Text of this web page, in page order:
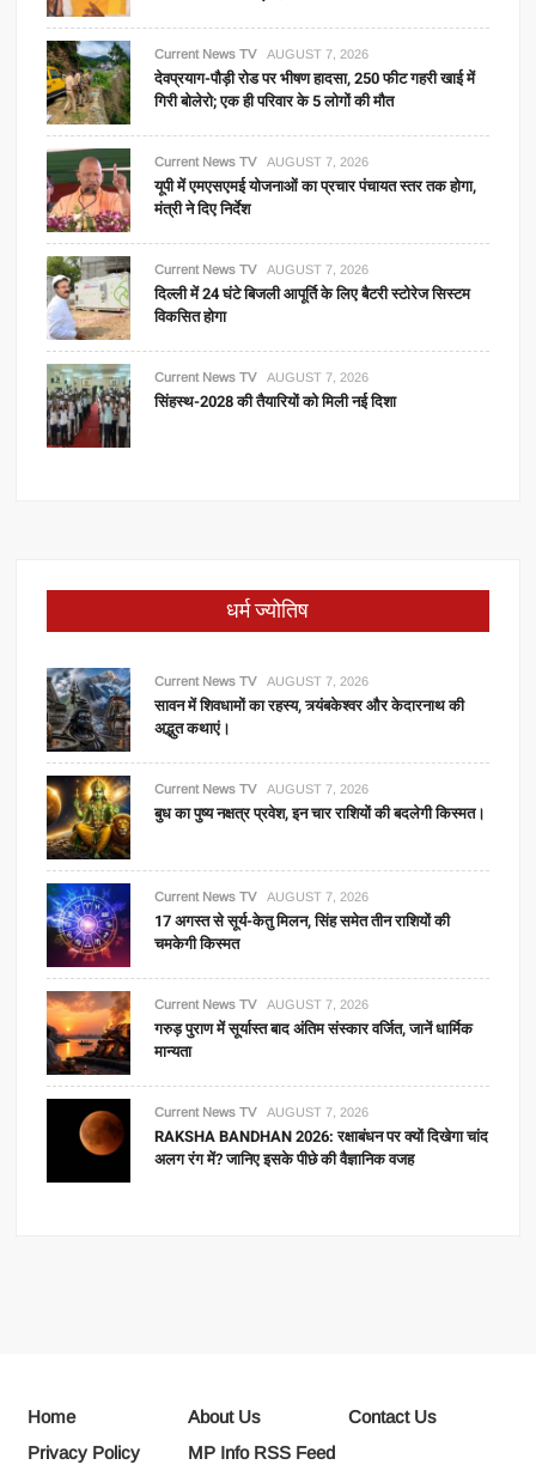
Current News TV AUGUST 7, 2026
देवप्रयाग-पौड़ी रोड पर भीषण हादसा, 250 फीट गहरी खाई में
गिरी बोलेरो; एक ही परिवार के 5 लोगों की मौत
Current News TV AUGUST 7, 2026
यूपी में एमएसएमई योजनाओं का प्रचार पंचायत स्तर तक होगा,
मंत्री ने दिए निर्देश
Current News TV AUGUST 7, 2026
दिल्ली में 24 घंटे बिजली आपूर्ति के लिए बैटरी स्टोरेज सिस्टम
विकसित होगा
Current News TV AUGUST 7, 2026
सिंहस्थ-2028 की तैयारियों को मिली नई दिशा
धर्म ज्योतिष
Current News TV AUGUST 7, 2026
सावन में शिवधामों का रहस्य, त्र्यंबकेश्वर और केदारनाथ की
अद्भुत कथाएं।
Current News TV AUGUST 7, 2026
बुध का पुष्य नक्षत्र प्रवेश, इन चार राशियों की बदलेगी किस्मत।
Current News TV AUGUST 7, 2026
17 अगस्त से सूर्य-केतु मिलन, सिंह समेत तीन राशियों की
चमकेगी किस्मत
Current News TV AUGUST 7, 2026
गरुड़ पुराण में सूर्यास्त बाद अंतिम संस्कार वर्जित, जानें धार्मिक
मान्यता
Current News TV AUGUST 7, 2026
RAKSHA BANDHAN 2026: रक्षाबंधन पर क्यों दिखेगा चांद
अलग रंग में? जानिए इसके पीछे की वैज्ञानिक वजह
Home About Us
Contact Us
Privacy Policy
MP Info RSS Feed